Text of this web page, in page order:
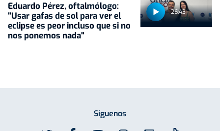
26:43
Eduardo Pérez, oftalmólogo:
"Usar gafas de sol para ver el
eclipse es peor incluso que si no
nos ponemos nada"
Síguenos